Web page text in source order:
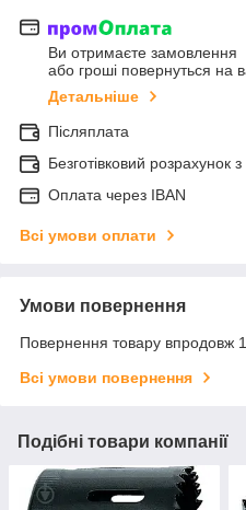
Ви отримаєте замовлення
або гроші повернуться на
Детальніше
Післяплата
Безготівковий розрахунок
Оплата через IBAN
Всі умови оплати
Умови повернення
Повернення товару впродовж
Всі умови повернення
Подібні товари компанії